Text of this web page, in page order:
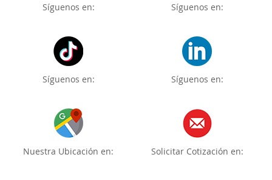
Síguenos en: Síguenos en:
Síguenos en: Síguenos en:
Nuestra Ubicación en: Solicitar Cotización en: